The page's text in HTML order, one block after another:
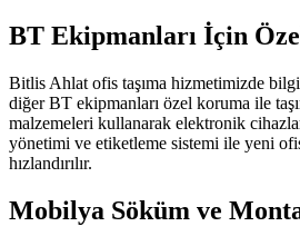
BT Ekipmanları İçin
Bitlis Ahlat ofis taşıma hizmetimizde
diğer BT ekipmanları özel koruma ile
malzemeleri kullanarak elektronik
yönetimi ve etiketleme sistemi ile yeni
hızlandırılır.
Mobilya Söküm ve